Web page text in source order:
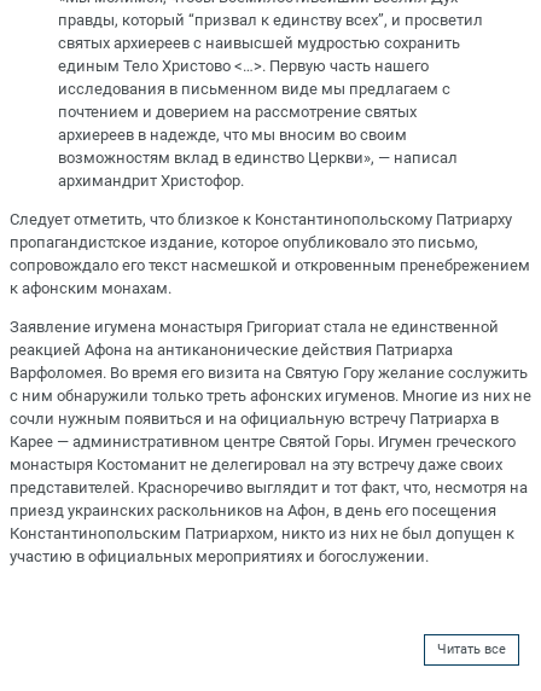
правды, который “призвал к единству всех”, и просветил
святых архиереев с наивысшей мудростью сохранить
единым Тело Христово <…>. Первую часть нашего
исследования в письменном виде мы предлагаем с
почтением и доверием на рассмотрение святых
архиереев в надежде, что мы вносим во своим
возможностям вклад в единство Церкви», — написал
архимандрит Христофор.
Следует отметить, что близкое к Константинопольскому Патриарху
пропагандистское издание, которое опубликовало это письмо,
сопровождало его текст насмешкой и откровенным пренебрежением
к афонским монахам.
Заявление игумена монастыря Григориат стала не единственной
реакцией Афона на антиканонические действия Патриарха
Варфоломея. Во время его визита на Святую Гору желание сослужить
с ним обнаружили только треть афонских игуменов. Многие из них не
сочли нужным появиться и на официальную встречу Патриарха в
Карее — административном центре Святой Горы. Игумен греческого
монастыря Костоманит не делегировал на эту встречу даже своих
представителей. Красноречиво выглядит и тот факт, что, несмотря на
приезд украинских раскольников на Афон, в день его посещения
Константинопольским Патриархом, никто из них не был допущен к
участию в официальных мероприятиях и богослужении.
Читать все